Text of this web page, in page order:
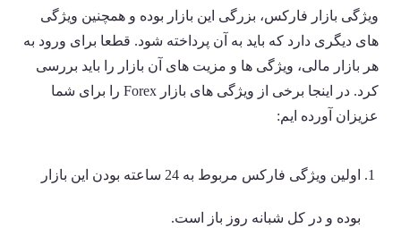
ویژگی بازار فارکس، بزرگی این بازار بوده و همچنین ویژگی
های دیگری دارد که باید به آن پرداخته شود. قطعا برای ورود به
هر بازار مالی، ویژگی ها و مزیت های آن بازار را باید بررسی
کرد. در اینجا برخی از ویژگی های بازار Forex را برای شما
عزیزان آورده ایم:
اولین ویژگی فارکس مربوط به 24 ساعته بودن این بازار
بوده و در کل شبانه روز باز است.